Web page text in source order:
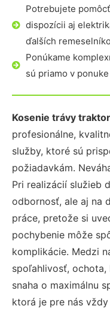
Potrebujete
dispozícii aj
ďalších
Ponúkame
sú priamo v
Kosenie trávy
profesionálne,
služby, ktoré sú
požiadavkám.
Pri realizácií služieb
odbornosť, ale aj na
práce, pretože si
pochybenie môže
komplikácie. Medzi
spoľahlivosť,
snaha o maximálnu
ktorá je pre nás